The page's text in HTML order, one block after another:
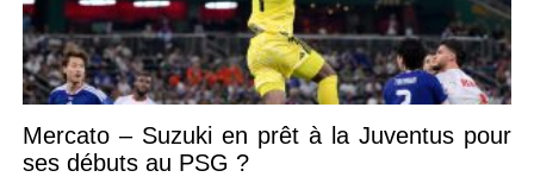
Mercato – Suzuki en prêt à la Juventus pour
ses débuts au PSG ?